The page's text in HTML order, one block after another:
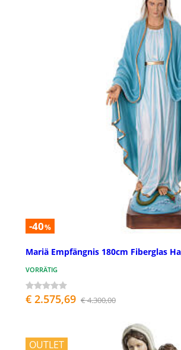
-40%
Mariä Empfängnis 180cm Fiberglas
VORRÄTIG
€ 2.575,69 € 4.300,00
OUTLET